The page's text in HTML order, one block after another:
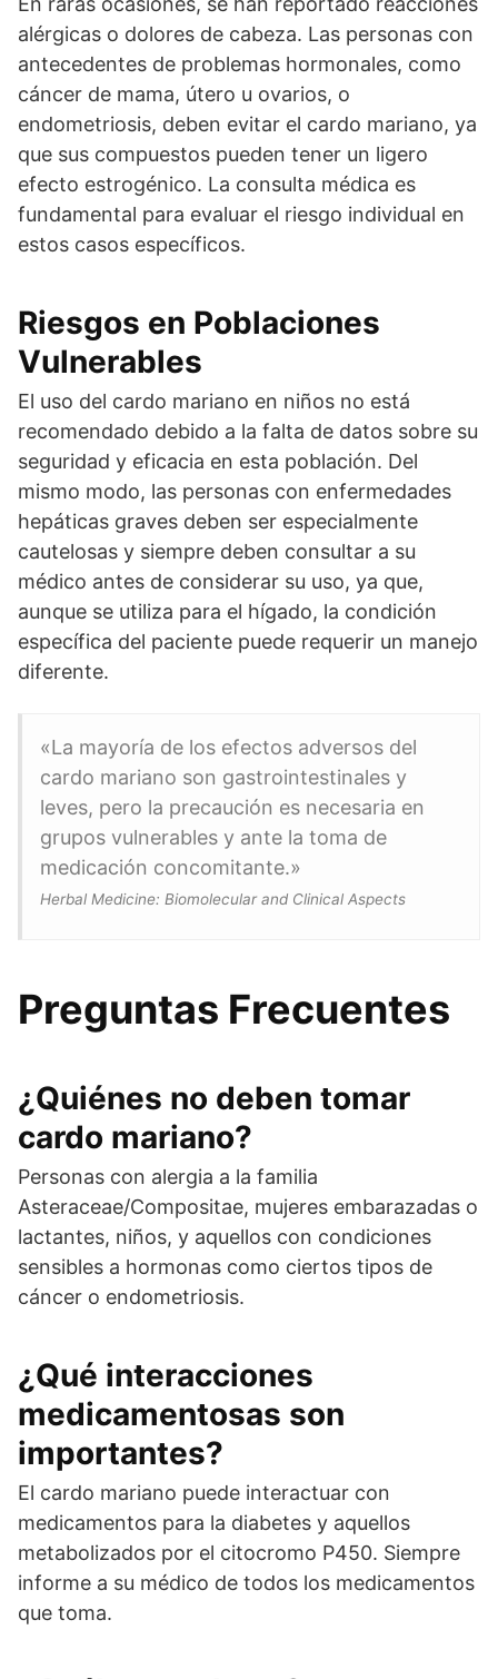
alérgicas o dolores de cabeza. Las personas con
antecedentes de problemas hormonales, como
cáncer de mama, útero u ovarios, o
endometriosis, deben evitar el cardo mariano, ya
que sus compuestos pueden tener un ligero
efecto estrogénico. La consulta médica es
fundamental para evaluar el riesgo individual en
estos casos específicos.
Riesgos en Poblaciones
Vulnerables
El uso del cardo mariano en niños no está
recomendado debido a la falta de datos sobre su
seguridad y eficacia en esta población. Del
mismo modo, las personas con enfermedades
hepáticas graves deben ser especialmente
cautelosas y siempre deben consultar a su
médico antes de considerar su uso, ya que,
aunque se utiliza para el hígado, la condición
específica del paciente puede requerir un manejo
diferente.
«La mayoría de los efectos adversos del
cardo mariano son gastrointestinales y
leves, pero la precaución es necesaria en
grupos vulnerables y ante la toma de
medicación concomitante.»
Herbal Medicine: Biomolecular and Clinical Aspects
Preguntas Frecuentes
¿Quiénes no deben tomar
cardo mariano?
Personas con alergia a la familia
Asteraceae/Compositae, mujeres embarazadas o
lactantes, niños, y aquellos con condiciones
sensibles a hormonas como ciertos tipos de
cáncer o endometriosis.
¿Qué interacciones
medicamentosas son
importantes?
El cardo mariano puede interactuar con
medicamentos para la diabetes y aquellos
metabolizados por el citocromo P450. Siempre
informe a su médico de todos los medicamentos
que toma.